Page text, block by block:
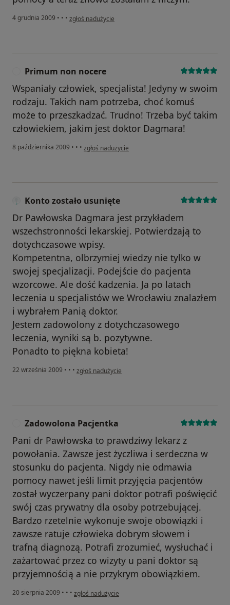
4 grudnia 2009 • • • w opinii użytkownika Gość
zgłoś nadużycie
Primum non nocere
Wspaniały człowiek, specjalista! Jedyny w swoim
rodzaju. Takich nam potrzeba, choć komuś
może to przeszkadzać. Trudno! Trzeba być takim
człowiekiem, jakim jest doktor Dagmara!
8 października 2009 • • • w opinii użytkownika Primum non nocere
zgłoś nadużycie
Konto zostało usunięte
Dr Pawłowska Dagmara jest przykładem
wszechstronności lekarskiej. Potwierdzają to
dotychczasowe wpisy.
Kompetentna, olbrzymiej wiedzy nie tylko w
swojej specjalizacji. Podejście do pacjenta
wzorcowe. Ale dość kadzenia. Ja po latach
leczenia u specjalistów we Wrocławiu znalazłem
i wybrałem Panią doktor.
Jestem zadowolony z dotychczasowego
leczenia, wyniki są b. pozytywne.
Ponadto to piękna kobieta!
22 września 2009 • • • w opinii użytkownika Konto zostało usunięte
zgłoś nadużycie
Zadowolona Pacjentka
Pani dr Pawłowska to prawdziwy lekarz z
powołania. Zawsze jest życzliwa i serdeczna w
stosunku do pacjenta. Nigdy nie odmawia
pomocy nawet jeśli limit przyjęcia pacjentów
został wyczerpany pani doktor potrafi poświęcić
swój czas prywatny dla osoby potrzebującej.
Bardzo rzetelnie wykonuje swoje obowiązki i
zawsze ratuje człowieka dobrym słowem i
trafną diagnozą. Potrafi zrozumieć, wysłuchać i
zażartować przez co wizyty u pani doktor są
przyjemnością a nie przykrym obowiązkiem.
20 sierpnia 2009 • • • w opinii użytkownika Zadowolona Pacjentka
zgłoś nadużycie